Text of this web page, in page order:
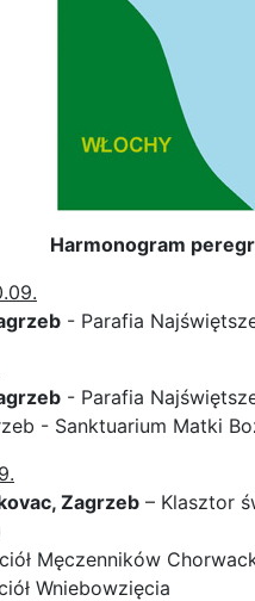
Harmonogram
- Parafia
- Parafia
- Sanktuarium Matki
Zagrzeb – Klasztor
Męczenników
Wniebowzięcia